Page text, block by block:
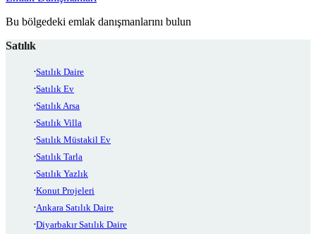
Bu bölgedeki emlak danışmanlarını bulun
Satılık
Satılık Daire
Satılık Ev
Satılık Arsa
Satılık Villa
Satılık Müstakil Ev
Satılık Tarla
Satılık Yazlık
Konut Projeleri
Ankara Satılık Daire
Diyarbakır Satılık Daire